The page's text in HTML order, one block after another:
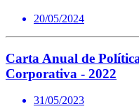
20/05/2024
Carta Anual de
Corporativa - 2022
31/05/2023